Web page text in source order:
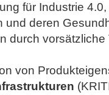
für Industrie
und deren
durch vorsätzliche
von